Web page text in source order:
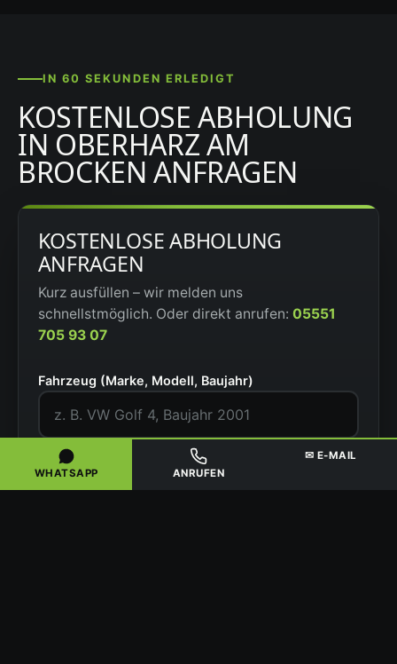
IN 60 SEKUNDEN ERLEDIGT
KOSTENLOSE ABHOLUNG
IN OBERHARZ AM
BROCKEN ANFRAGEN
KOSTENLOSE ABHOLUNG
ANFRAGEN
Kurz ausfüllen – wir melden uns
schnellstmöglich. Oder direkt anrufen: 05551
705 93 07
Fahrzeug (Marke, Modell, Baujahr)
PLZ / Ort des Fahrzeugs
WHATSAPP ANRUFEN
✉ E-MAIL